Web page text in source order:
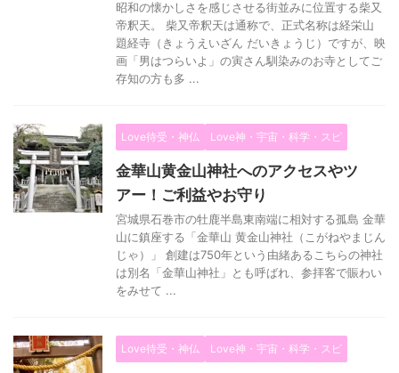
昭和の懐かしさを感じさせる街並みに位置する柴又
帝釈天。 柴又帝釈天は通称で、正式名称は経栄山
題経寺（きょうえいざん だいきょうじ）ですが、映
画「男はつらいよ」の寅さん馴染みのお寺としてご
存知の方も多 ...
Love待受・神仏 Love神・宇宙・科学・スピ
金華山黄金山神社へのアクセスやツ
アー！ご利益やお守り
宮城県石巻市の牡鹿半島東南端に相対する孤島 金華
山に鎮座する「金華山 黄金山神社（こがねやまじん
じゃ）」 創建は750年という由緒あるこちらの神社
は別名「金華山神社」とも呼ばれ、参拝客で賑わい
をみせて ...
Love待受・神仏 Love神・宇宙・科学・スピ